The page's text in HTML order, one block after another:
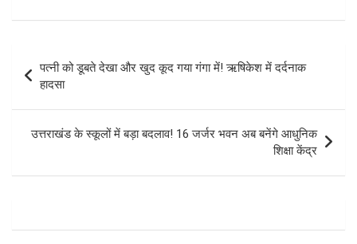
navigation
पत्नी को डूबते देखा और खुद कूद गया गंगा में! ऋषिकेश में दर्दनाक
हादसा
उत्तराखंड के स्कूलों में बड़ा बदलाव! 16 जर्जर भवन अब बनेंगे आधुनिक
शिक्षा केंद्र